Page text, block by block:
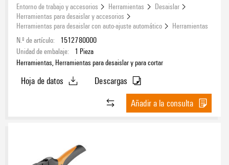
Entorno de trabajo y accesorios Herramientas
Desaislar
Herramientas para desaislar y accesorios
Herramientas para desaislar con auto-ajuste automático
Herramientas
N.º de artículo:
1512780000
Unidad de embalaje:
1 Pieza
Herramientas, Herramientas para desaislar y para cortar
Hoja de datos
Descargas
Añadir a la consulta